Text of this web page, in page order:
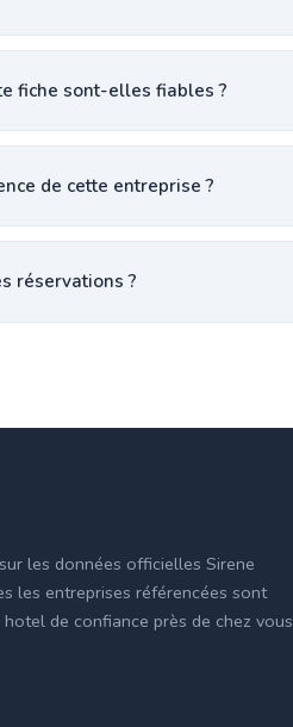
fiche sont-elles fiables ?
de cette entreprise ?
réservations ?
les données officielles Sirene
les entreprises référencées sont
de confiance près de chez vous